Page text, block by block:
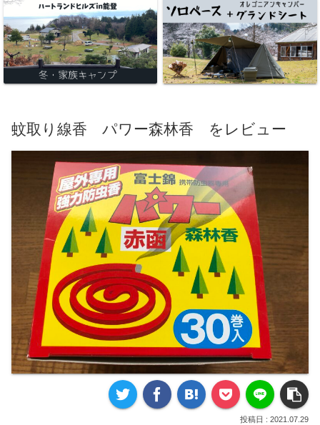
蚊取り線香 パワー森林香 をレビュー
2021.07.29